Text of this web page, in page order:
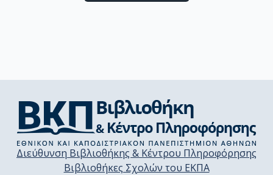
Διεύθυνση Βιβλιοθήκης & Κέντρου Πληροφόρησης
Βιβλιοθήκες Σχολών του ΕΚΠΑ